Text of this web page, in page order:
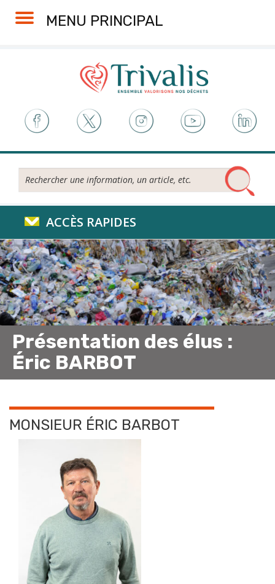
MENU PRINCIPAL
Rechercher...
ACCÈS RAPIDES
Présentation des élus :
Éric BARBOT
MONSIEUR ÉRIC BARBOT